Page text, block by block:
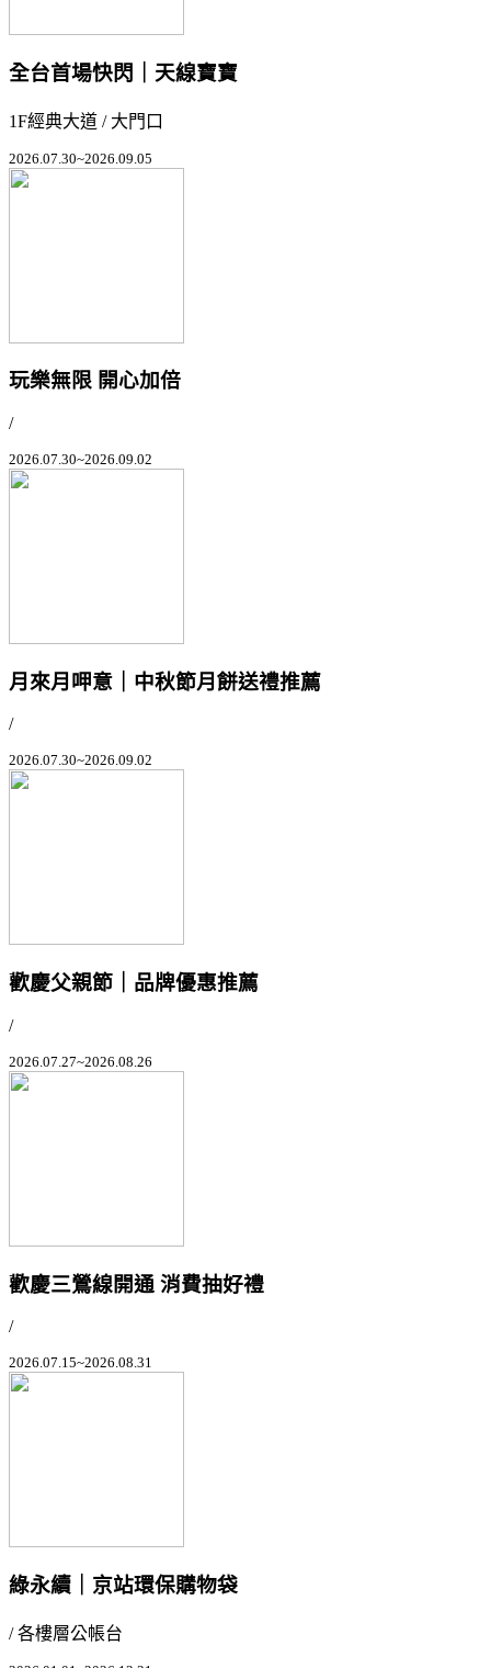
全台首場快閃｜天線寶寶
1F經典大道 / 大門口
2026.07.30~2026.09.05
玩樂無限 開心加倍
/
2026.07.30~2026.09.02
月來月呷意｜中秋節月餅送禮推薦
/
2026.07.30~2026.09.02
歡慶父親節｜品牌優惠推薦
/
2026.07.27~2026.08.26
歡慶三鶯線開通 消費抽好禮
/
2026.07.15~2026.08.31
綠永續｜京站環保購物袋
/ 各樓層公帳台